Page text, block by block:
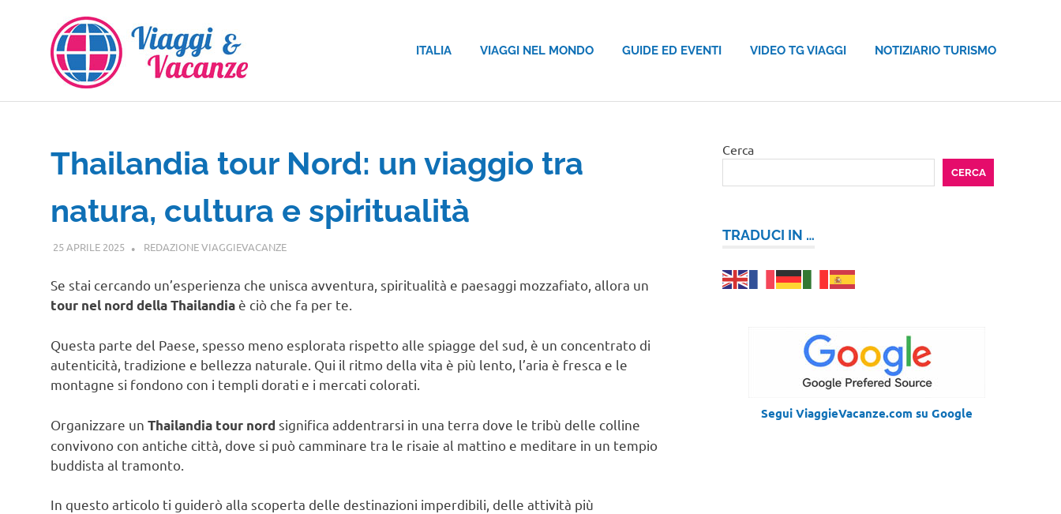
contenuto
ITALIA VIAGGI NEL MONDO GUIDE ED EVENTI VIDEO TG VIAGGI NOTIZIARIO TURISMO
Thailandia tour Nord: un viaggio tra
natura, cultura e spiritualità
25 APRILE 2025 REDAZIONE VIAGGIEVACANZEVIAGGI NEL MONDO
Se stai cercando un’esperienza che unisca avventura, spiritualità e paesaggi mozzafiato, allora un
tour nel nord della Thailandia è ciò che fa per te.
Questa parte del Paese, spesso meno esplorata rispetto alle spiagge del sud, è un concentrato di
autenticità, tradizione e bellezza naturale. Qui il ritmo della vita è più lento, l’aria è fresca e le
montagne si fondono con i templi dorati e i mercati colorati.
Organizzare un Thailandia tour nord significa addentrarsi in una terra dove le tribù delle colline
convivono con antiche città, dove si può camminare tra le risaie al mattino e meditare in un tempio
buddista al tramonto.
In questo articolo ti guiderò alla scoperta delle destinazioni imperdibili, delle attività più
Cerca
CERCA
TRADUCI IN …
Segui ViaggieVacanze.com su Google